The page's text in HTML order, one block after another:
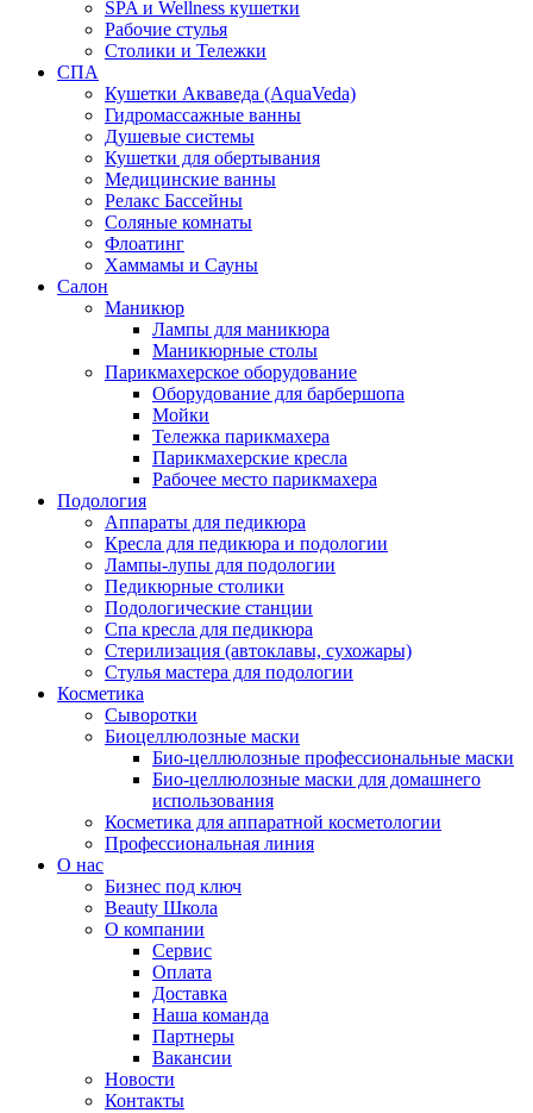
SPA и Wellness кушетки
Рабочие стулья
Столики и Тележки
СПА
Кушетки Акваведа (AquaVeda)
Гидромассажные ванны
Душевые системы
Кушетки для обертывания
Медицинские ванны
Релакс Бассейны
Соляные комнаты
Флоатинг
Хаммамы и Сауны
Салон
Маникюр
Лампы для маникюра
Маникюрные столы
Парикмахерское оборудование
Оборудование для барбершопа
Мойки
Тележка парикмахера
Парикмахерские кресла
Рабочее место парикмахера
Подология
Аппараты для педикюра
Кресла для педикюра и подологии
Лампы-лупы для подологии
Педикюрные столики
Подологические станции
Спа кресла для педикюра
Стерилизация (автоклавы, сухожары)
Стулья мастера для подологии
Косметика
Сыворотки
Биоцеллюлозные маски
Био-целлюлозные профессиональные маски
Био-целлюлозные маски для домашнего
использования
Косметика для аппаратной косметологии
Профессиональная линия
О нас
Бизнес под ключ
Beauty Школа
О компании
Сервис
Оплата
Доставка
Наша команда
Партнеры
Вакансии
Новости
Контакты